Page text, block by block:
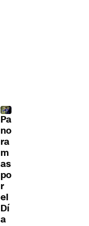
Pa
no
ra
m
as
po
r
el
Dí
a